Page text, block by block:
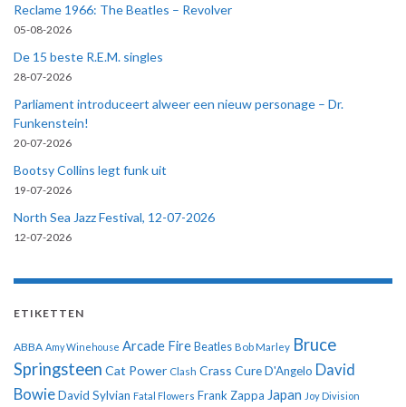
Reclame 1966: The Beatles – Revolver
05-08-2026
De 15 beste R.E.M. singles
28-07-2026
Parliament introduceert alweer een nieuw personage – Dr.
Funkenstein!
20-07-2026
Bootsy Collins legt funk uit
19-07-2026
North Sea Jazz Festival, 12-07-2026
12-07-2026
ETIKETTEN
ABBA Amy Winehouse Arcade Fire Beatles Bob Marley Bruce
Springsteen Cat Power Clash Crass CureD'Angelo David
BowieDavid Sylvian Fatal Flowers Frank Zappa Japan Joy Division